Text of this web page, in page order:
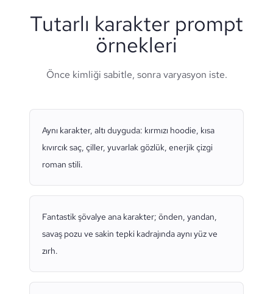
Tutarlı karakter prompt
örnekleri
Önce kimliği sabitle, sonra varyasyon iste.
Aynı karakter, altı duyguda: kırmızı hoodie, kısa
kıvırcık saç, çiller, yuvarlak gözlük, enerjik çizgi
roman stili.
Fantastik şövalye ana karakter; önden, yandan,
savaş pozu ve sakin tepki kadrajında aynı yüz ve
zırh.